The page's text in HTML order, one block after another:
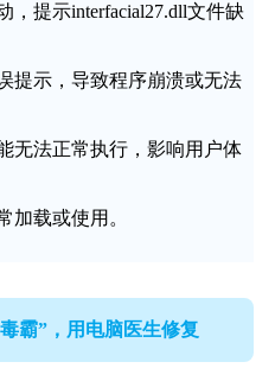
，提示interfacial27.dll文件缺
提示，导致程序崩溃或无法
无法正常执行，影响用户体
加载或使用。
霸”，用电脑医生修复